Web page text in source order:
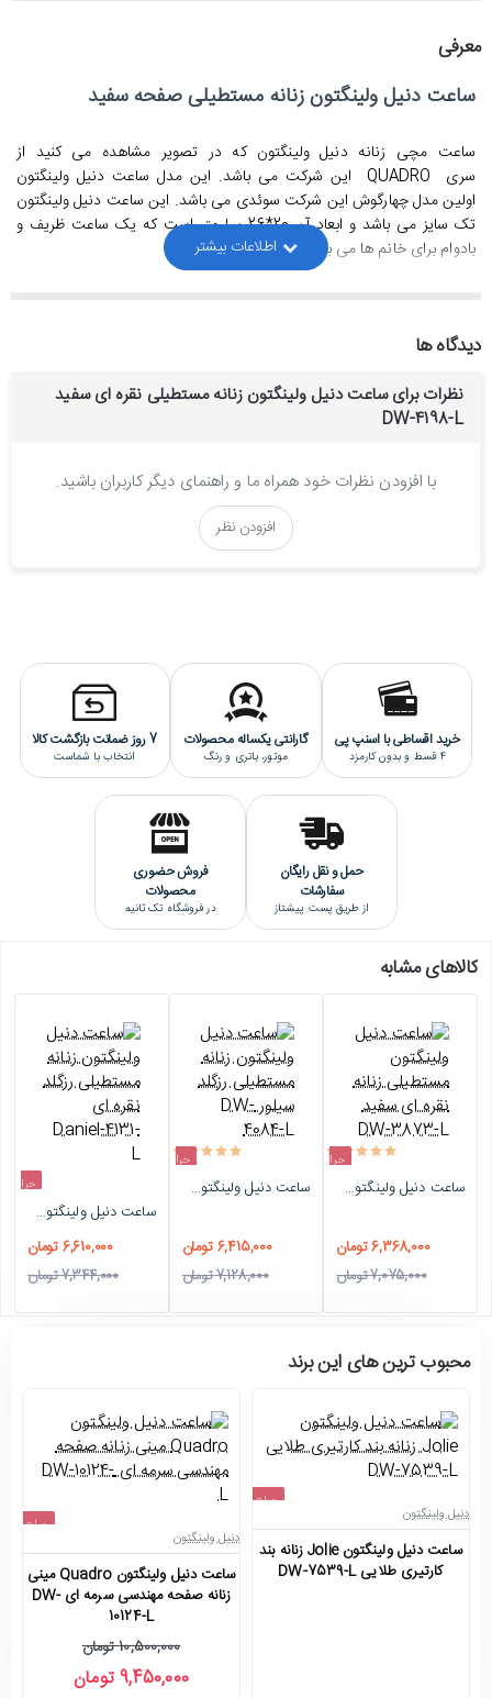
معرفی
ساعت دنیل ولینگتون زنانه مستطیلی صفحه سفید
ساعت مچی زنانه دنیل ولینگتون که در تصویر مشاهده می کنید از
سری
QUADRO این شرکت می باشد. این مدل ساعت دنیل ولینگتون
اولین مدل چهارگوش این شرکت سوئدی می باشد. این ساعت دنیل ولینگتون
تک سایز می باشد و ابعاد آن 20*26 میلیمتر است که یک ساعت ظریف و
بادوام برای خانم ها می باشد.
جنس بند و بدنه ساعت مچی زنانه دنیل ولینگتون از چیست ؟
جنس بدنه، بند و قفل این ساعت دنیل ولینگتون زنانه از بهترین نوع استیل
ساخته شده و بخاطر آبکاری قوی و با ثباتی که بروی ساعت انجام شده، کاملا
موتور ساعت مچی زنانه دنیل ولینگتون:
موتور این ساعت دنیل ولینگتون ساخت شرکت میوتا ژاپن می باشد و از
کیفیت و دقت بسیار بالایی برخوردار است و دارای ضمانت یکساله فروشگاه
کیفیت ساخت این ساعت دنیل ولینگتون "های کپی درجه یک" است که
بالاترین کیفیت هایکپی است.
دیدگاه ها
نظرات برای ساعت دنیل ولینگتون زنانه مستطیلی نقره ای سفید
DW-4198-L
با افزودن نظرات خود همراه ما و راهنمای دیگر کاربران باشید.
افزودن نظر
خرید اقساطی با اسنپ پی
4 قسط و بدون کارمزد
گارانتی یکساله محصولات
موتور، باتری و رنگ
7 روز ضمانت بازگشت کالا
انتخاب با شماست
حمل و نقل رایگان
سفارشات
از طریق پست پیشتاز
فروش حضوری
محصولات
در فروشگاه تک ثانیه
کالاهای مشابه
حراج
ساعت دنیل ولینگتون مستطیلی زنانه نقره ای سفید DW-3873-L
6,368,000 تومان
7,075,000 تومان
حراج
ساعت دنیل ولینگتون زنانه مستطیلی رزگلد سیلور DW-4084-L
6,415,000 تومان
7,128,000 تومان
حراج
ساعت دنیل ولینگتون زنانه مستطیلی رزگلد نقره ای Daniel-4131-L
6,610,000 تومان
7,344,000 تومان
محبوب ترین های این برند
حراج
اتمام موجودی
دنیل ولینگتون
ساعت دنیل ولینگتون Jolie زنانه بند
کارتیری طلایی DW-7539-L
حراج
جدید
-10%
دنیل ولینگتون
ساعت دنیل ولینگتون Quadro مینی
زنانه صفحه مهندسی سرمه ای DW-
10124-L
9,450,000 تومان
10,500,000 تومان